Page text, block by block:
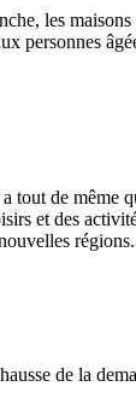
les
personnes
tout de même
et des
régions.
de la